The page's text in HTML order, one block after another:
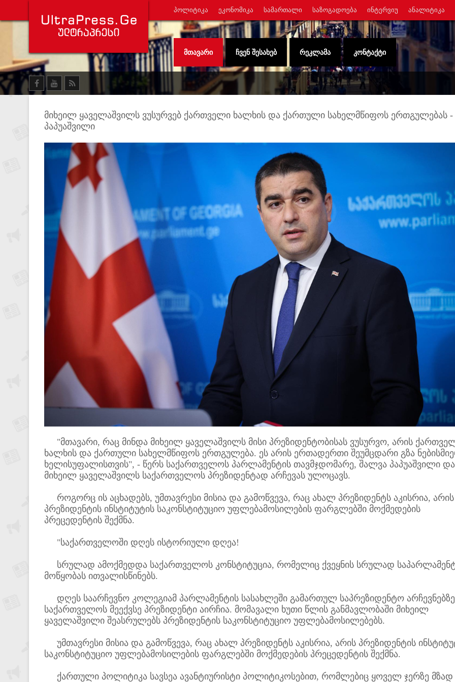
ᲞᲝᲚᲘᲢᲘᲙᲐ ᲔᲙᲝᲜᲝᲛᲘᲙᲐ ᲡᲐᲛᲐᲠᲗᲐᲚᲘ ᲡᲐᲖᲝᲒᲐᲓᲝᲔᲑᲐ ᲘᲜᲢᲔᲠᲕᲘᲣ ᲐᲜᲐᲚᲘᲢᲘᲙᲐ
ᲛᲗᲐᲕᲐᲠᲘ ᲩᲕᲔᲜ ᲨᲔᲡᲐᲮᲔᲑ ᲠᲔᲙᲚᲐᲛᲐ ᲙᲝᲜᲢᲐᲥᲢᲘ
მიხეილ ყაველაშვილს ვუსურვებ ქართველი ხალხის და ქართული სახელმწიფოს ერთგულებას -
პაპუაშვილი
"მთავარი, რაც მინდა მიხეილ ყაველაშვილს მისი პრეზიდენტობისას ვუსურვო, არის
ხალხის და ქართული სახელმწიფოს ერთგულება. ეს არის ერთადერთი შეუმცდარი გზა
ხელისუფალისთვის", - წერს საქართველოს პარლამენტის თავმჯდომარე, შალვა პაპუაშვილი და
მიხეილ ყაველაშვილს საქართველოს პრეზიდენტად არჩევას ულოცავს.
როგორც ის აცხადებს, უმთავრესი მისია და გამოწვევა, რაც ახალ პრეზიდენტს აკისრია, არის
პრეზიდენტის ინსტიტუტის საკონსტიტუციო უფლებამოსილების ფარგლებში მოქმედების
პრეცედენტის შექმნა.
"საქართველოში დღეს ისტორიული დღეა!
სრულად ამოქმედდა საქართველოს კონსტიტუცია, რომელიც ქვეყნის სრულად
მოწყობას ითვალისწინებს.
დღეს საარჩევნო კოლეგიამ პარლამენტის სასახლეში გამართულ საპრეზიდენტო არჩევნებზე
საქართველოს მეექვსე პრეზიდენტი აირჩია. მომავალი ხუთი წლის განმავლობაში მიხეილ
ყაველაშვილი შეასრულებს პრეზიდენტის საკონსტიტუციო უფლებამოსილებებს.
უმთავრესი მისია და გამოწვევა, რაც ახალ პრეზიდენტს აკისრია, არის პრეზიდენტის
საკონსტიტუციო უფლებამოსილების ფარგლებში მოქმედების პრეცედენტის შექმნა.
ქართული პოლიტიკა სავსეა ავანტიურისტი პოლიტიკოსებით, რომლებიც ყოველ ჯერზე მზად